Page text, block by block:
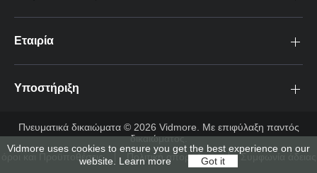
Εταιρία
Υποστήριξη
Πνευματικά δικαιώματα © 2026 Vidmore. Με επιφύλαξη παντός
δικαιώματος.
όροι και Προϋποθέσεις
Πολιτική απορρήτου Συμφωνία άδειας
Vidmore uses cookies to ensure you get the best experience on our
website. Learn more Got it